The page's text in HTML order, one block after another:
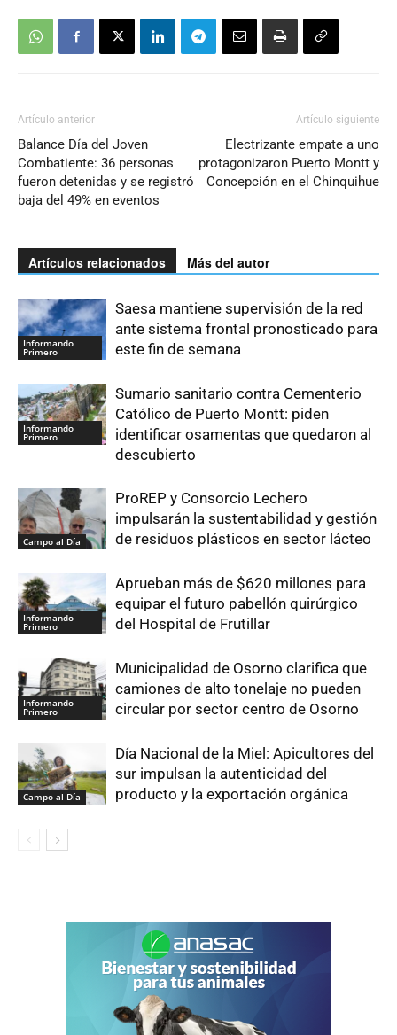
Artículo anterior
Balance Día del Joven
Combatiente: 36 personas
fueron detenidas y se registró
baja del 49% en eventos
Artículo siguiente
Electrizante empate a uno
protagonizaron Puerto Montt y
Concepción en el Chinquihue
Artículos relacionados Más del autor
Informando
Primero
Saesa mantiene supervisión de la red
ante sistema frontal pronosticado para
este fin de semana
Informando
Primero
Sumario sanitario contra Cementerio
Católico de Puerto Montt: piden
identificar osamentas que quedaron al
descubierto
Campo al Día
ProREP y Consorcio Lechero
impulsarán la sustentabilidad y gestión
de residuos plásticos en sector lácteo
Informando
Primero
Aprueban más de $620 millones para
equipar el futuro pabellón quirúrgico
del Hospital de Frutillar
Informando
Primero
Municipalidad de Osorno clarifica que
camiones de alto tonelaje no pueden
circular por sector centro de Osorno
Campo al Día
Día Nacional de la Miel: Apicultores del
sur impulsan la autenticidad del
producto y la exportación orgánica